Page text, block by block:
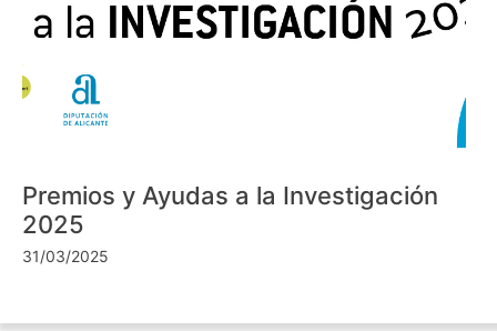
Premios y Ayudas a la Investigación
2025
31/03/2025